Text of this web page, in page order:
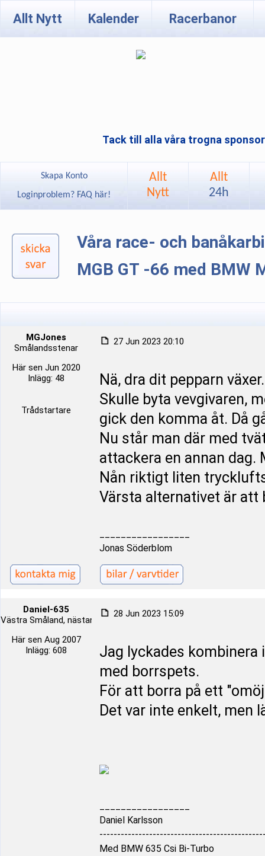
Allt Nytt Kalender Racerbanor
Tack till alla våra trogna
Skapa Konto
Loginproblem? FAQ här!
Allt
Nytt
Allt
24h
Våra race- och
MGB GT -66 med BMW
MGJones
Smålandsstenar
Här sen Jun 2020
Inlägg: 48
Trådstartare
27 Jun 2023 20:10
Nä, dra dit pepparn växer.
Skulle byta vevgivaren,
gick den komma åt. Då
Nu står man där med
attackera en annan dag.
Nån riktigt liten
Värsta alternativet är att
Jonas Söderblom
Daniel-635
Västra Småland, nästan i Halland
Här sen Aug 2007
Inlägg: 608
28 Jun 2023 15:09
Jag lyckades
med borrspets.
För att borra på ett
Det var inte enkelt, men
Daniel Karlsson
Med BMW 635 Csi Bi-Turbo